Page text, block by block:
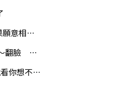
話，時間...
信～～
想要而已